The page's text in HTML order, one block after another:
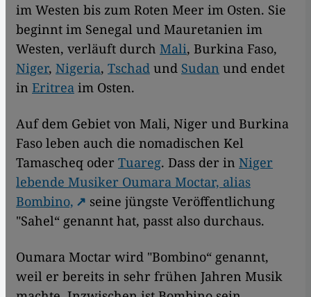
im Westen bis zum Roten Meer im Osten. Sie
beginnt im Senegal und Mauretanien im
Westen, verläuft durch Mali, Burkina Faso,
Niger, Nigeria, Tschad und Sudan und endet
in Eritrea im Osten.
Auf dem Gebiet von Mali, Niger und Burkina
Faso leben auch die nomadischen Kel
Tamascheq oder Tuareg. Dass der in Niger
lebende Musiker Oumara Moctar, alias
Bombino,
seine jüngste Veröffentlichung
"Sahel“ genannt hat, passt also durchaus.
Oumara Moctar wird "Bombino“ genannt,
weil er bereits in sehr frühen Jahren Musik